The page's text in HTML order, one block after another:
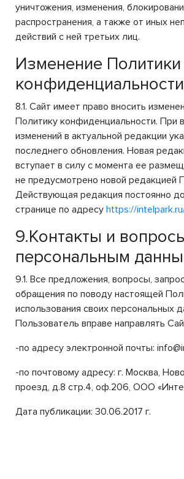
уничтожения, изменения,
распространения, а также от иных
действий с ней третьих лиц.
Изменение Политики
конфиденциальности
8.1. Сайт имеет право вносить
Политику конфиденциальности. При
изменений в актуальной редакции
последнего обновления. Новая
вступает в силу с момента ее
не предусмотрено новой редакцией
Действующая редакция постоянно
странице по адресу https://
9.Контакты и
персональным
9.1. Все предложения, вопросы,
обращения по поводу настоящей
использования своих персональных
Пользователь вправе направлять
-по адресу электронной почты:
-по почтовому адресу: г. Москва,
проезд, д.8 стр.4, оф.206, ООО
Дата публикации: 30.06.2017 г.